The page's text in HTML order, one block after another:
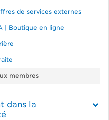
de services externes
| Boutique en ligne
membres
dans la